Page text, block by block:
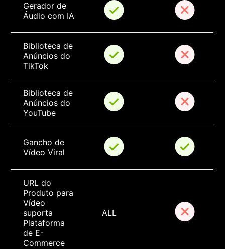
Gerador de
Áudio com IA
Biblioteca de
Anúncios do
TikTok
Biblioteca de
Anúncios do
YouTube
Gancho de
Vídeo Viral
URL do
Produto para
Vídeo
suporta
Plataforma
de E-
Commerce
ALL